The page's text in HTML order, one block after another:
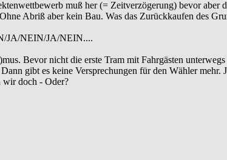
muß her (= Zeitverzögerung) bevor aber
Abriß aber kein Bau. Was das Zurückkaufen des
JA/NEIN/JA/NEIN....
Bevor nicht die erste Tram mit Fahrgästen
gibt es keine Versprechungen für den Wähler
wir doch - Oder?